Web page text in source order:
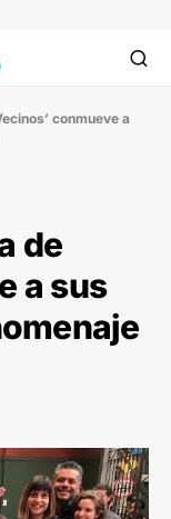
conmueve a
de
a sus